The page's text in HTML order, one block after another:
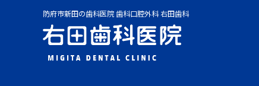
防府市新田の歯科医院 歯科口腔外科 右田歯科